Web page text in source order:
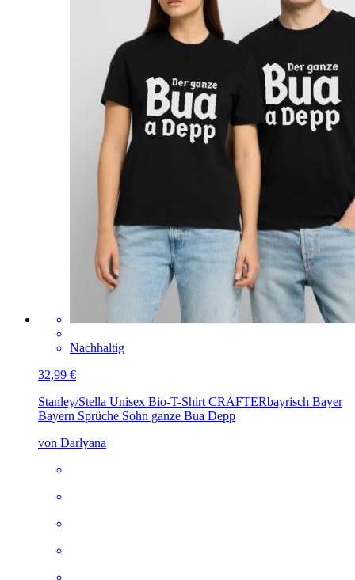
Nachhaltig
32,99 €
Stanley/Stella Unisex Bio-T-Shirt CRAFTERbayrisch Bayer
Bayern Sprüche Sohn ganze Bua Depp
von Darlyana